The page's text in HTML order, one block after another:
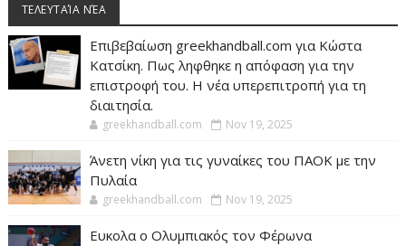
ΤΕΛΕΥΤΑΊΑ ΝΈΑ
Επιβεβαίωση greekhandball.com για Κώστα
Κατσίκη. Πως ληφθηκε η απόφαση για την
επιστροφή του. Η νέα υπερεπιτροπή για τη
διαιτησία.
greekhandball.com Nov 19, 2025
Άνετη νίκη για τις γυναίκες του ΠΑΟΚ με την
Πυλαία
greekhandball.com Nov 19, 2025
Ευκολα ο Ολυμπιακός τον Φέρωνα